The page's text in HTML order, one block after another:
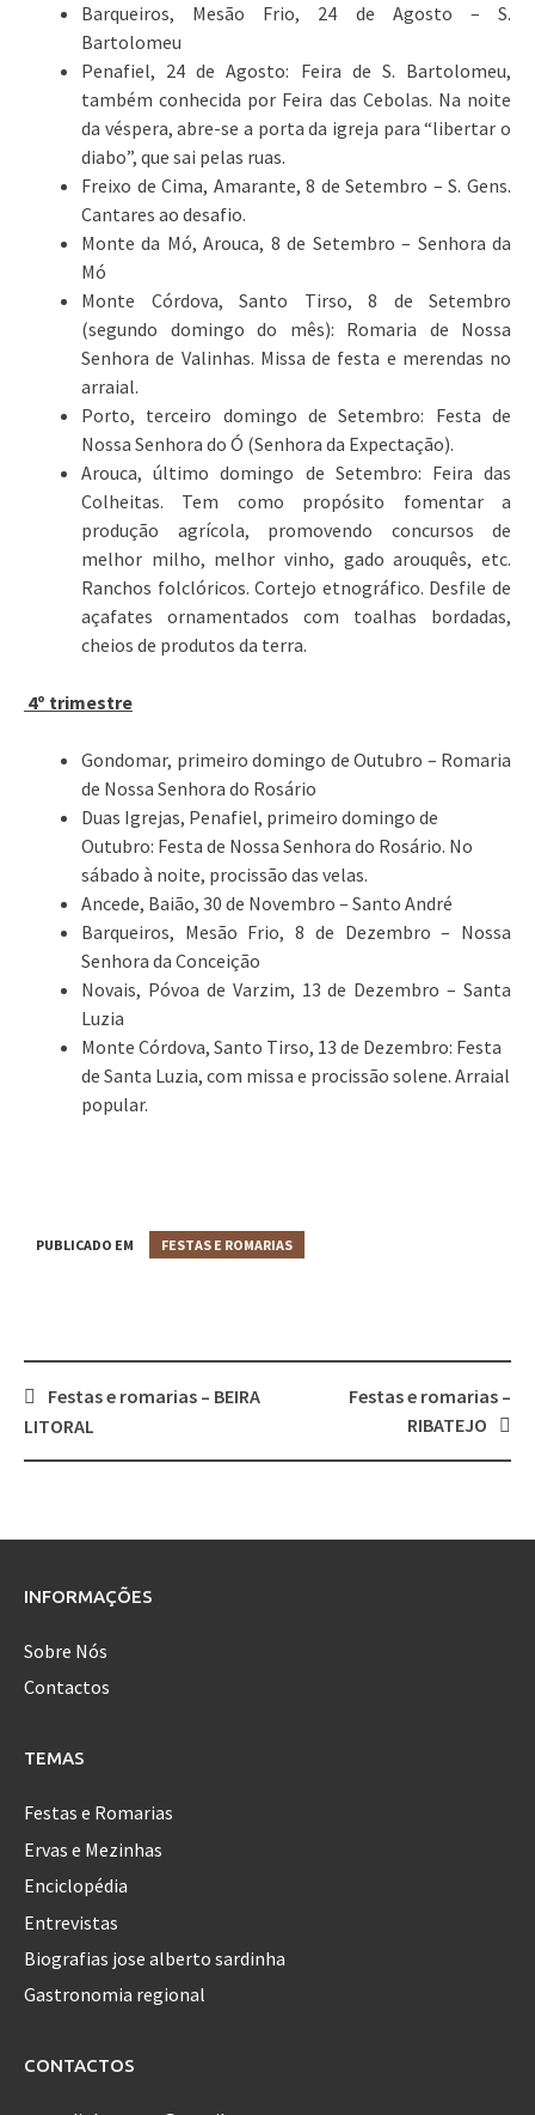
Barqueiros, Mesão Frio, 24 de Agosto – S.
Bartolomeu
Penafiel, 24 de Agosto: Feira de S. Bartolomeu,
também conhecida por Feira das Cebolas. Na noite
da véspera, abre-se a porta da igreja para “libertar o
diabo”, que sai pelas ruas.
Freixo de Cima, Amarante, 8 de Setembro – S. Gens.
Cantares ao desafio.
Monte da Mó, Arouca, 8 de Setembro – Senhora da
Mó
Monte Córdova, Santo Tirso, 8 de Setembro
(segundo domingo do mês): Romaria de Nossa
Senhora de Valinhas. Missa de festa e merendas no
arraial.
Porto, terceiro domingo de Setembro: Festa de
Nossa Senhora do Ó (Senhora da Expectação).
Arouca, último domingo de Setembro: Feira das
Colheitas. Tem como propósito fomentar a
produção agrícola, promovendo concursos de
melhor milho, melhor vinho, gado arouquês, etc.
Ranchos folclóricos. Cortejo etnográfico. Desfile de
açafates ornamentados com toalhas bordadas,
cheios de produtos da terra.
4º trimestre
Gondomar, primeiro domingo de Outubro – Romaria
de Nossa Senhora do Rosário
Duas Igrejas, Penafiel, primeiro domingo de
Outubro: Festa de Nossa Senhora do Rosário. No
sábado à noite, procissão das velas.
Ancede, Baião, 30 de Novembro – Santo André
Barqueiros, Mesão Frio, 8 de Dezembro – Nossa
Senhora da Conceição
Novais, Póvoa de Varzim, 13 de Dezembro – Santa
Luzia
Monte Córdova, Santo Tirso, 13 de Dezembro: Festa
de Santa Luzia, com missa e procissão solene. Arraial
popular.
PUBLICADO EM FESTAS E ROMARIAS
Post
navigation
Festas e romarias – BEIRA
LITORAL
Festas e romarias –
RIBATEJO
INFORMAÇÕES
Sobre Nós
Contactos
TEMAS
Festas e Romarias
Ervas e Mezinhas
Enciclopédia
Entrevistas
Biografias jose alberto sardinha
Gastronomia regional
CONTACTOS